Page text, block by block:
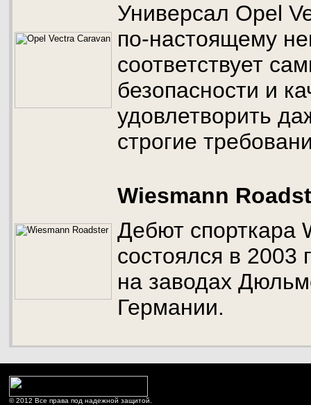
Универсал Opel
по-настоящему
соответствует
безопасности и
удовлетворить
строгие
Wiesmann
Дебют спорткара
состоялся в 2003
на заводах
Германии.
© 2012 Все права под надежной защитой.